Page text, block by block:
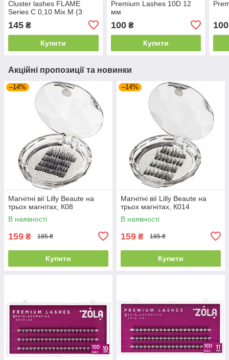
Cluster lashes FLAME
Series C 0,10 Mix M (3
ряди, розмір 9, 10, 11 мм)
145 ₴
Купити
Premium Lashes 10D 12
мм
100₴
Купити
100
Акційні пропозиції та новинки
–14%
Магнітні вії Lilly Beaute на
трьох магнітах, К08
В наявності
159 ₴ 185 ₴
Купити
–14%
Магнітні вії Lilly Beaute на
трьох магнітах, К014
В наявності
159 ₴ 185 ₴
Купити